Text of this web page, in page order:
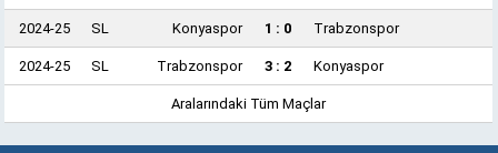
2024-25 SL Konyaspor 1 : 0 Trabzonspor
2024-25 SL Trabzonspor 3 : 2 Konyaspor
Aralarındaki Tüm Maçlar